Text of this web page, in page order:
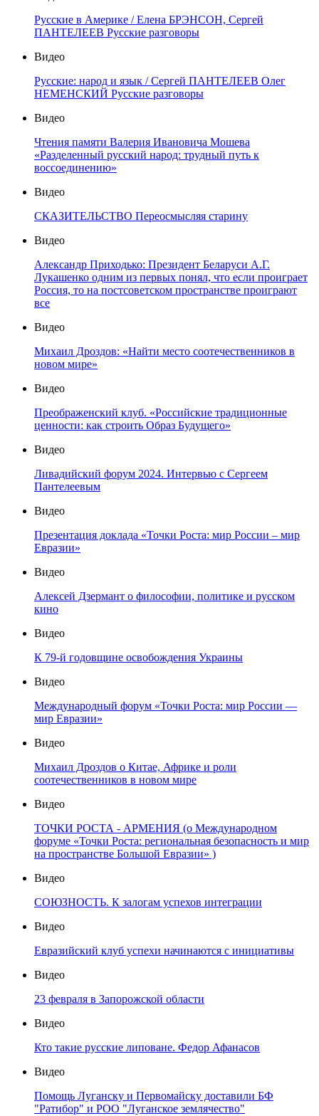
Русские в Америке / Елена БРЭНСОН, Сергей
ПАНТЕЛЕЕВ Русские разговоры
Видео
Русские: народ и язык / Сергей ПАНТЕЛЕЕВ Олег
НЕМЕНСКИЙ Русские разговоры
Видео
Чтения памяти Валерия Ивановича Мошева
«Разделенный русский народ: трудный путь к
воссоединению»
Видео
СКАЗИТЕЛЬСТВО Переосмысляя старину
Видео
Александр Приходько: Президент Беларуси А.Г.
Лукашенко одним из первых понял, что если проиграет
Россия, то на постсоветском пространстве проиграют
все
Видео
Михаил Дроздов: «Найти место соотечественников в
новом мире»
Видео
Преображенский клуб. «Российские традиционные
ценности: как строить Образ Будущего»
Видео
Ливадийский форум 2024. Интервью с Сергеем
Пантелеевым
Видео
Презентация доклада «Точки Роста: мир России – мир
Евразии»
Видео
Алексей Дзермант о философии, политике и русском
кино
Видео
К 79-й годовщине освобождения Украины
Видео
Международный форум «Точки Роста: мир России —
мир Евразии»
Видео
Михаил Дроздов о Китае, Африке и роли
соотечественников в новом мире
Видео
ТОЧКИ РОСТА - АРМЕНИЯ (о Международном
форуме «Точки Роста: региональная безопасность и мир
на пространстве Большой Евразии» )
Видео
СОЮЗНОСТЬ. К залогам успехов интеграции
Видео
Евразийский клуб успехи начинаются с инициативы
Видео
23 февраля в Запорожской области
Видео
Кто такие русские липоване. Федор Афанасов
Видео
Помощь Луганску и Первомайску доставили БФ
"Ратибор" и РОО "Луганское землячество"